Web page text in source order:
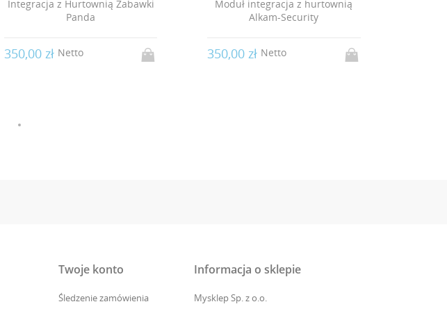
Moduł integracja z hurtownią
Alkam-Security
350,00 złNetto
Moduł integracja z hurtownią
Tabu
350,00 złNetto
Twoje konto
Śledzenie zamówienia
Informacja o sklepie
Mysklep Sp. z o.o.